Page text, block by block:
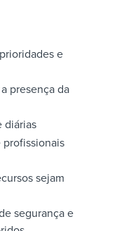
e
presença da
diárias
profissionais
sejam
segurança e